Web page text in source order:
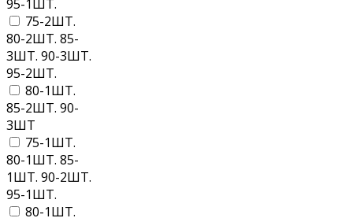
95-1ШТ.
75-2ШТ.
80-2ШТ. 85-
3ШТ. 90-3ШТ.
95-2ШТ.
80-1ШТ.
85-2ШТ. 90-
3ШТ
75-1ШТ.
80-1ШТ. 85-
1ШТ. 90-2ШТ.
95-1ШТ.
80-1ШТ.